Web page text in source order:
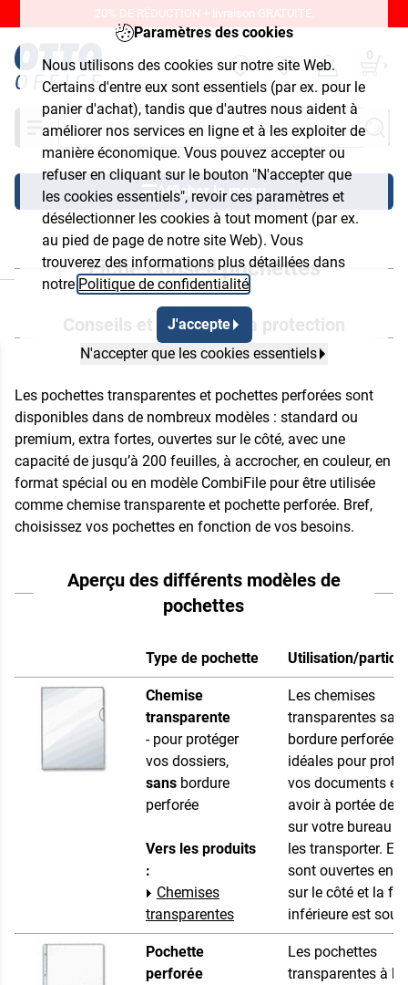
Paramètres des cookies
Nous utilisons des cookies sur notre site Web.
Certains d'entre eux sont essentiels (par ex. pour le
panier d'achat), tandis que d'autres nous aident à
améliorer nos services en ligne et à les exploiter de
manière économique. Vous pouvez accepter ou
refuser en cliquant sur le bouton "N'accepter que
les cookies essentiels", revoir ces paramètres et
désélectionner les cookies à tout moment (par ex.
au pied de page de notre site Web). Vous
trouverez des informations plus détaillées dans
notre Politique de confidentialité
J'accepte
N'accepter que les cookies essentiels
20% DE RÉDUCTION + livraison GRATUITE.
0
Chercher
Afficher le menu
Fiche conseil pochettes
Conseils et infos pour la protection
idéale de vos documents
Les pochettes transparentes et pochettes perforées sont
disponibles dans de nombreux modèles : standard ou
premium, extra fortes, ouvertes sur le côté, avec une
capacité de jusqu’à 200 feuilles, à accrocher, en couleur, en
format spécial ou en modèle CombiFile pour être utilisée
comme chemise transparente et pochette perforée. Bref,
choisissez vos pochettes en fonction de vos besoins.
Aperçu des différents modèles de
pochettes
Type de pochette Utilisation/
Chemise
transparente
- pour protéger
vos dossiers,
sans bordure
perforée
Vers les produits
:
Chemises
transparentes
Les chemises
transparentes
bordure perforée
idéales pour
vos documents et
avoir à portée de
sur votre bureau
les transporter.
sont ouvertes en
sur le côté et la
inférieure est
Pochette
perforée
Les pochettes
transparentes à